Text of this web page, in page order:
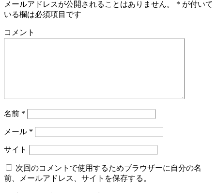
メールアドレスが公開されることはありません。 * が付いて
いる欄は必須項目です
コメント
名前 *
メール *
サイト
次回のコメントで使用するためブラウザーに自分の名
前、メールアドレス、サイトを保存する。